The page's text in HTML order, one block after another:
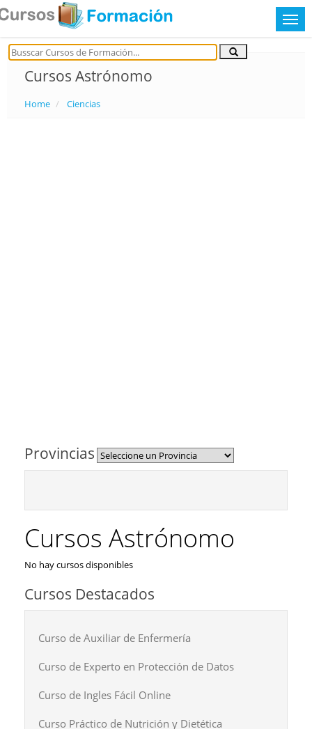
Cursos Astrónomo
Home Ciencias
Provincias
Cursos Astrónomo
No hay cursos disponibles
Cursos Destacados
Curso de Auxiliar de Enfermería
Curso de Experto en Protección de Datos
Curso de Ingles Fácil Online
Curso Práctico de Nutrición y Dietética